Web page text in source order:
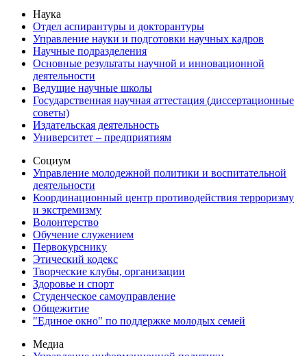
Наука
Отдел аспирантуры и докторантуры
Управление науки и подготовки научных кадров
Научные подразделения
Основные результаты научной и инновационной
деятельности
Ведущие научные школы
Государственная научная аттестация (диссертационные
советы)
Издательская деятельность
Университет – предприятиям
Социум
Управление молодежной политики и воспитательной
деятельности
Координационный центр противодействия терроризму
и экстремизму
Волонтерство
Обучение служением
Первокурснику
Этический кодекс
Творческие клубы, организации
Здоровье и спорт
Студенческое самоуправление
Общежитие
"Единое окно" по поддержке молодых семей
Медиа